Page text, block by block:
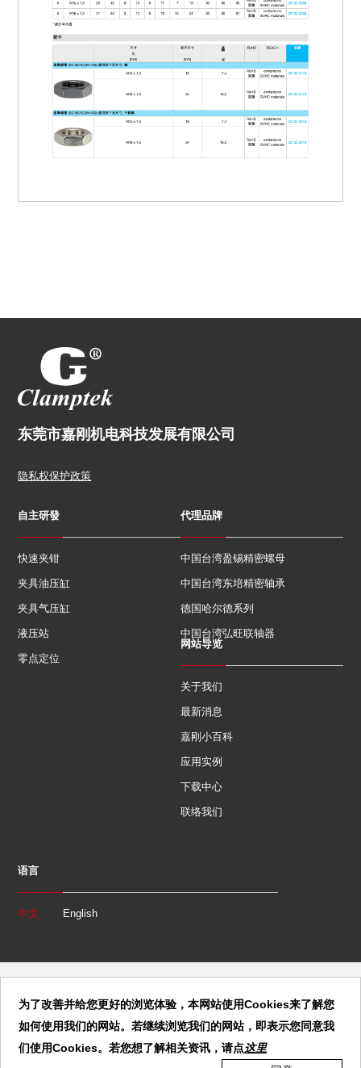
东莞市嘉刚机电科技发展有限公司
隐私权保护政策
自主研發
快速夹钳
夹具油压缸
夹具气压缸
液压站
零点定位
代理品牌
中国台湾盈锡精密螺母
中国台湾东培精密轴承
德国哈尔德系列
中国台湾弘旺联轴器
网站导览
关于我们
最新消息
嘉刚小百科
应用实例
下载中心
联络我们
语言
中文 English
Copyright 2020 Clamptek CO., LTD. All Rights Reserved. | 東莞市嘉剛
機電科技發展有限公司 | 版權由CLAMPTEK 嘉剛註冊登記所有,違者必
为了改善并给您更好的浏览体验，本网站使用Cookies来了解您
如何使用我们的网站。若继续浏览我们的网站，即表示您同意我
们使用Cookies。若您想了解相关资讯，请点这里